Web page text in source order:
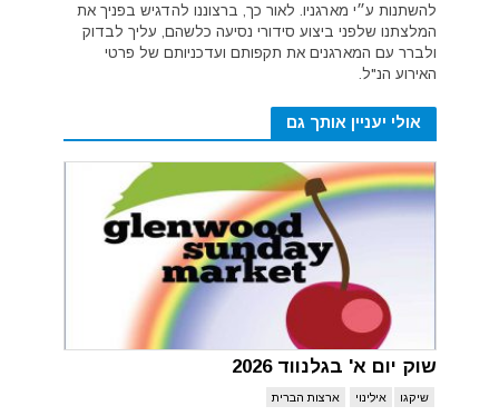
להשתנות ע״י מארגניו. לאור כך, ברצוננו להדגיש בפניך את
המלצתנו שלפני ביצוע סידורי נסיעה כלשהם, עליך לבדוק
ולברר עם המארגנים את תקפותם ועדכניותם של פרטי
האירוע הנ"ל.
אולי יעניין אותך גם
שוק יום א' בגלנווד 2026
שיקגו אילינוי ארצות הברית